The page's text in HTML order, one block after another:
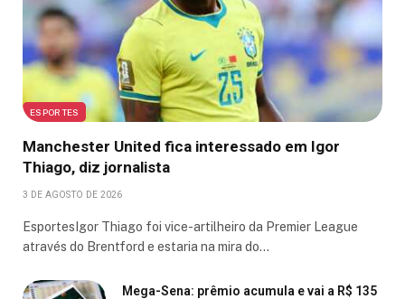
ESPORTES
Manchester United fica interessado em Igor
Thiago, diz jornalista
3 DE AGOSTO DE 2026
EsportesIgor Thiago foi vice-artilheiro da Premier League
através do Brentford e estaria na mira do…
Mega-Sena: prêmio acumula e vai a R$ 135